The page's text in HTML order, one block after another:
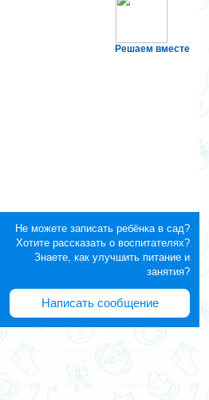
Решаем вместе
Не можете записать ребёнка в сад?
Хотите рассказать о воспитателях?
Знаете, как улучшить питание и
занятия?
Написать сообщение